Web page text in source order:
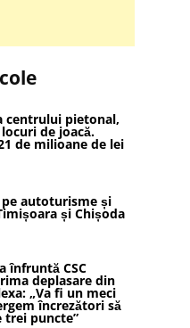
centrului pietonal,
de joacă.
de milioane de lei
pe autoturisme și
și Chișoda
înfruntă CSC
deplasare din
„Va fi un meci
încrezători să
trei puncte”